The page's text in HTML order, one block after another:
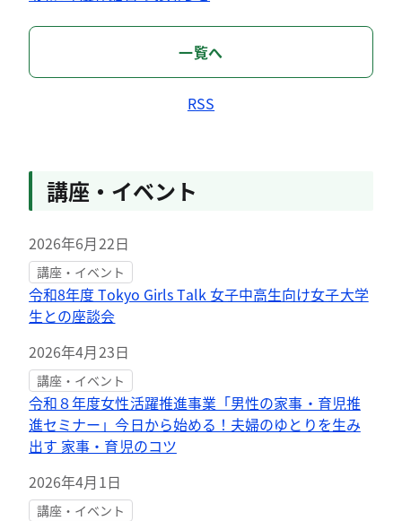
一覧へ
RSS
講座・イベント
2026年6月22日
講座・イベント
令和8年度 Tokyo Girls Talk 女子中高生向け女子大学
生との座談会
2026年4月23日
講座・イベント
令和８年度女性活躍推進事業「男性の家事・育児推
進セミナー」今日から始める！夫婦のゆとりを生み
出す 家事・育児のコツ
2026年4月1日
講座・イベント